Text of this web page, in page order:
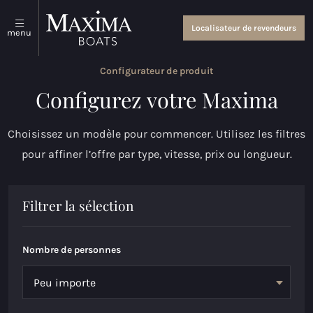
menu
Sloops et tenders
Tout voir
Maxima 680 sport lounge
Maxima 800 sport
À propos de nous
À propos de nous
Localisateur de revendeurs
Configurateur de produit
Configurez votre Maxima
Choisissez un modèle pour commencer. Utilisez les filtres
pour affiner l’offre par type, vitesse, prix ou longueur.
Filtrer la sélection
Nombre de personnes